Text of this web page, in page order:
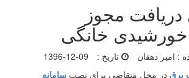
دریافت مجوز
خورشیدی خانگی
: امیر دهقان تاریخ :
1396-12-09
برق در محل متقاضی برای نصب سامانه